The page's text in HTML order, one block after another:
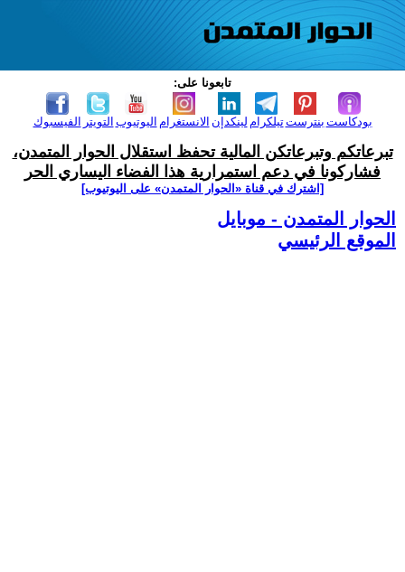
تابعونا على:
الفيسبوك التويتر اليوتيوب الانستغرام لينكدإن تيلكرامبنترست بودكاست
تبرعاتكم وتبرعاتكن المالية تحفظ استقلال الحوار المتمدن،
فشاركونا في دعم استمرارية هذا الفضاء اليساري الحر
[اشترك في قناة ‫«الحوار المتمدن» على اليوتيوب]
الحوار المتمدن - موبايل
الموقع الرئيسي